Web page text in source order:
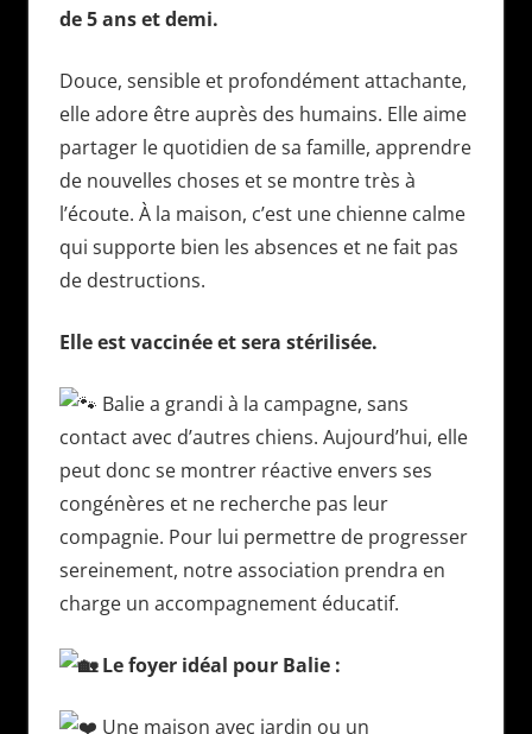
de 5 ans et demi.
Douce, sensible et profondément attachante,
elle adore être auprès des humains. Elle aime
partager le quotidien de sa famille, apprendre
de nouvelles choses et se montre très à
l’écoute. À la maison, c’est une chienne calme
qui supporte bien les absences et ne fait pas
de destructions.
Elle est vaccinée et sera stérilisée.
Balie a grandi à la campagne, sans
contact avec d’autres chiens. Aujourd’hui, elle
peut donc se montrer réactive envers ses
congénères et ne recherche pas leur
compagnie. Pour lui permettre de progresser
sereinement, notre association prendra en
charge un accompagnement éducatif.
Le foyer idéal pour Balie :
Une maison avec jardin ou un